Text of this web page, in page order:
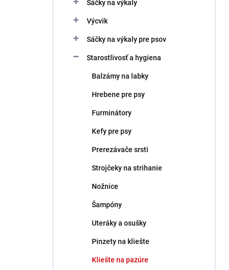
Sáčky na výkaly
Výcvik
Sáčky na výkaly pre psov
Starostlivosť a hygiena
Balzámy na labky
Hrebene pre psy
Furminátory
Kefy pre psy
Prerezávače srsti
Strojčeky na strihanie
Nožnice
Šampóny
Uteráky a osušky
Pinzety na kliešte
Kliešte na pazúre